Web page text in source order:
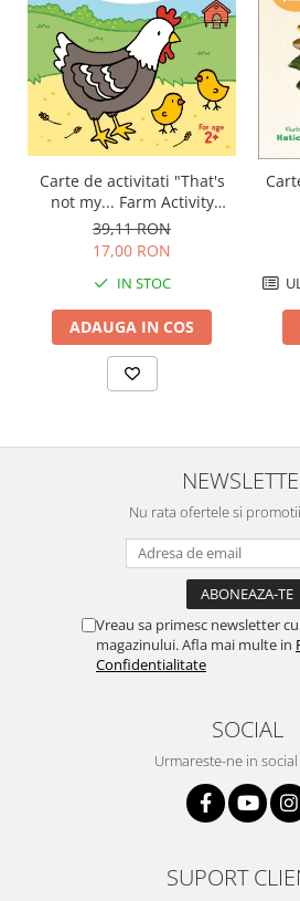
Carte de activitati "That's
not my... Farm Activity
Book", 2 ani+, Usborne
39,11 RON
17,00 RON
IN STOC
ADAUGA IN COS
Nu rata ofertele si
Vreau sa primesc newsletter
magazinului. Afla mai multe in
Confidentialitate
SOCIAL
Urmareste-ne in
SUPORT